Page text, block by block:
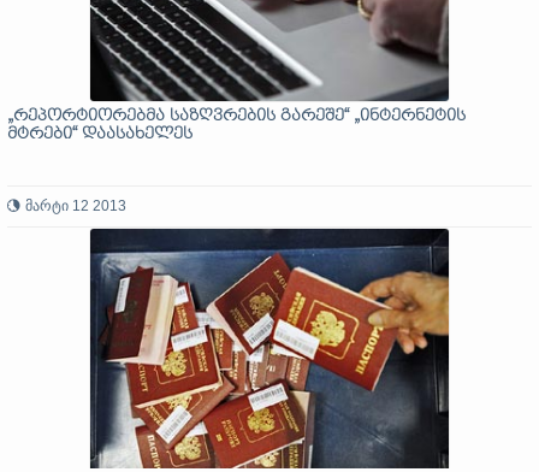
„რეპორტიორებმა საზღვრების გარეშე“ „ინტერნეტის
მტრები“ დაასახელეს
მარტი 12 2013